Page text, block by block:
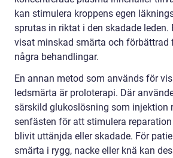
kan stimulera kroppens egen
sprutas in riktat i den skadade leden.
visat minskad smärta och förbättrad
några behandlingar.
En annan metod som används för
ledsmärta är proloterapi. Där
särskild glukoslösning som injektion
senfästen för att stimulera
blivit uttänjda eller skadade. För
smärta i rygg, nacke eller knä kan